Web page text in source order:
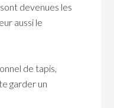
devenues les
aussi le
de tapis,
garder un